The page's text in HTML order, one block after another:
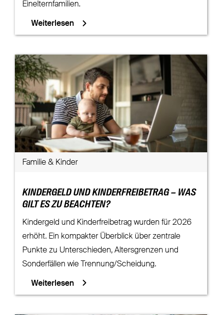
Einelternfamilien.
Weiterlesen
Familie & Kinder
KINDERGELD UND KINDERFREIBETRAG – WAS
GILT ES ZU BEACHTEN?
Kindergeld und Kinderfreibetrag wurden für 2026
erhöht. Ein kompakter Überblick über zentrale
Punkte zu Unterschieden, Altersgrenzen und
Sonderfällen wie Trennung/Scheidung.
Weiterlesen